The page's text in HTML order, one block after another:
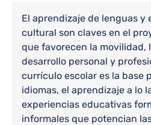
Bloque de contenido
El aprendizaje de lenguas y
cultural son claves en el
que favorecen la movilidad,
desarrollo personal y
currículo escolar es la base
idiomas, el aprendizaje a lo
experiencias educativas
informales que potencian